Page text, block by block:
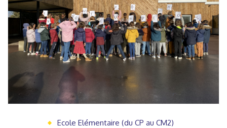
Ecole Elémentaire (du CP au CM2)